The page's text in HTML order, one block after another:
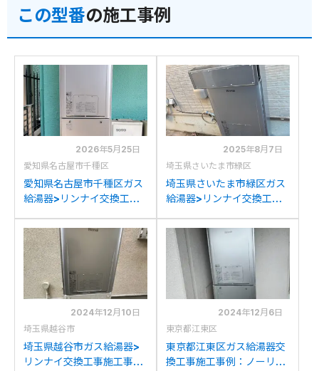
この型番の施工事例
2026年5月25日
愛知県名古屋市千種区
愛知県名古屋市千種区ガス
給湯器>リンナイ交換工事
K2400AW2-6からリンナ
イRUFH-UE2407AW2-
3(A)への交換
2025年8月7日
埼玉県さいたま市緑区
埼玉県さいたま市緑区ガス
給湯器>リンナイ交換工事
SF-GTHC2402Aからリン
ナイRUFH-UE2407AW2-
3(A)への交換
2024年12月10日
埼玉県越谷市
埼玉県越谷市ガス給湯器>
リンナイ交換工事施工事
2024年12月6日
東京都江東区
東京都江東区ガス給湯器交
換工事施工事例：ノーリツ